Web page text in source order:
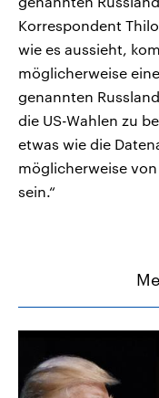
Korrespondent
wie es aussieht,
möglicherweise
genannten
die US-Wahlen zu
etwas wie die
möglicherweise
sein.“